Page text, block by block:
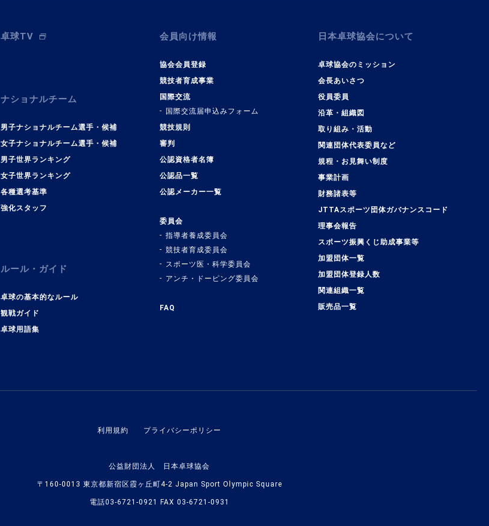
卓球TV
ナショナルチーム
男子ナショナルチーム選手・候補
女子ナショナルチーム選手・候補
男子世界ランキング
女子世界ランキング
各種選考基準
強化スタッフ
ルール・ガイド
卓球の基本的なルール
観戦ガイド
卓球用語集
会員向け情報
協会会員登録
競技者育成事業
国際交流
国際交流届申込みフォーム
競技規則
審判
公認資格者名簿
公認品一覧
公認メーカー一覧
委員会
指導者養成委員会
競技者育成委員会
スポーツ医・科学委員会
アンチ・ドーピング委員会
FAQ
日本卓球協会について
卓球協会のミッション
会長あいさつ
役員委員
沿革・組織図
取り組み・活動
関連団体代表委員など
規程・お見舞い制度
事業計画
財務諸表等
JTTAスポーツ団体ガバナンスコード
理事会報告
スポーツ振興くじ助成事業等
加盟団体一覧
加盟団体登録人数
関連組織一覧
販売品一覧
利用規約 プライバシーポリシー
公益財団法人 日本卓球協会
〒160-0013 東京都新宿区霞ヶ丘町4-2 Japan Sport Olympic Square
電話03-6721-0921 FAX 03-6721-0931